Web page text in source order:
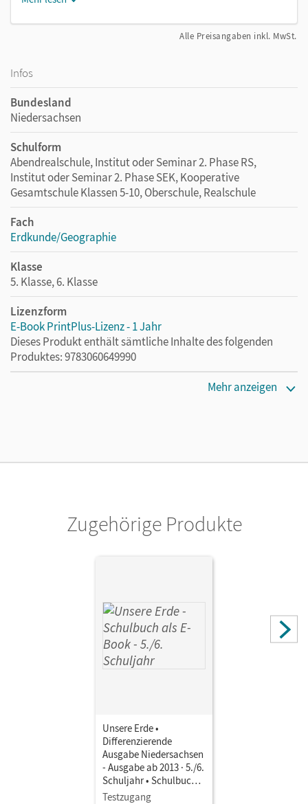
Alle Preisangaben inkl. MwSt.
Infos
Bundesland
Niedersachsen
Schulform
Abendrealschule, Institut oder Seminar 2. Phase RS,
Institut oder Seminar 2. Phase SEK, Kooperative
Gesamtschule Klassen 5-10, Oberschule, Realschule
Fach
Erdkunde/Geographie
Klasse
5. Klasse, 6. Klasse
Lizenzform
E-Book PrintPlus-Lizenz - 1 Jahr
Dieses Produkt enthält sämtliche Inhalte des folgenden
Produktes: 9783060649990
ein Jahr lang ergänzend zum Print-Titel nutzen möchten.
Cornelsen Verlag
Mehr anzeigen
Zugehörige Produkte
Unsere Erde •
Differenzierende
Ausgabe Niedersachsen
- Ausgabe ab 2013 · 5./6.
Schuljahr • Schulbuch
als E-Book
Testzugang